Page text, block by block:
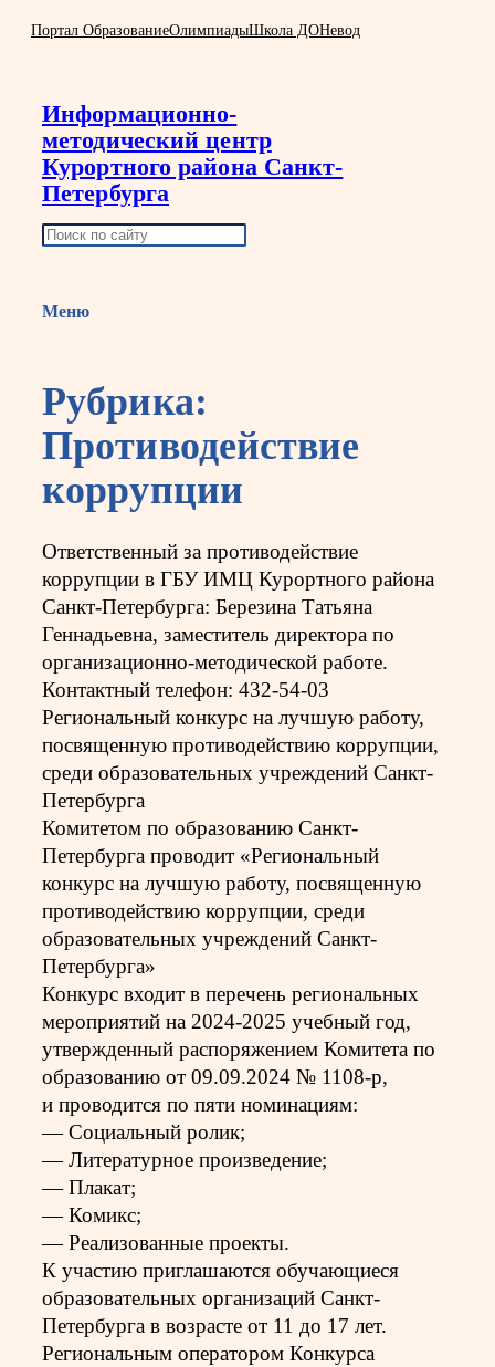
Перейти
Портал ОбразованиеОлимпиадыШкола ДОНевод
Информационно-
методический центр
Курортного района Санкт-
Петербурга
П
с
Меню
Рубрика:
Противодействие
коррупции
Ответственный за противодействие
коррупции в ГБУ ИМЦ Курортного района
Санкт-Петербурга: Березина Татьяна
Геннадьевна, заместитель директора по
организационно-методической работе.
Контактный телефон: 432-54-03
Региональный конкурс на лучшую работу,
посвященную противодействию коррупции,
среди образовательных учреждений Санкт-
Петербурга
Комитетом по образованию Санкт-
Петербурга проводит «Региональный
конкурс на лучшую работу, посвященную
противодействию коррупции, среди
образовательных учреждений Санкт-
Петербурга»
Конкурс входит в перечень региональных
мероприятий на 2024-2025 учебный год,
утвержденный распоряжением Комитета по
образованию от 09.09.2024 № 1108-р,
и проводится по пяти номинациям:
— Социальный ролик;
— Литературное произведение;
— Плакат;
— Комикс;
— Реализованные проекты.
К участию приглашаются обучающиеся
образовательных организаций Санкт-
Петербурга в возрасте от 11 до 17 лет.
Региональным оператором Конкурса